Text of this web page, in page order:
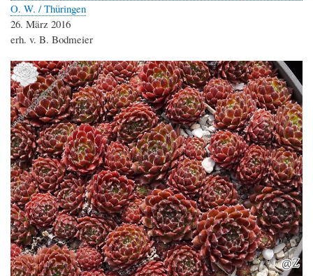
O. W. / Thüringen
26. März 2016
erh. v. B. Bodmeier